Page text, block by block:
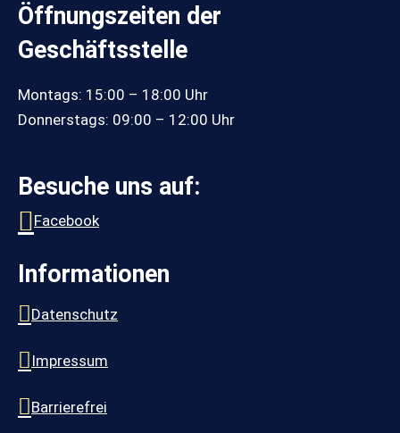
Öffnungszeiten der
Geschäftsstelle
Montags: 15:00 – 18:00 Uhr
Donnerstags: 09:00 – 12:00 Uhr
Besuche uns auf:
Facebook
Informationen
Datenschutz
Impressum
Barrierefrei